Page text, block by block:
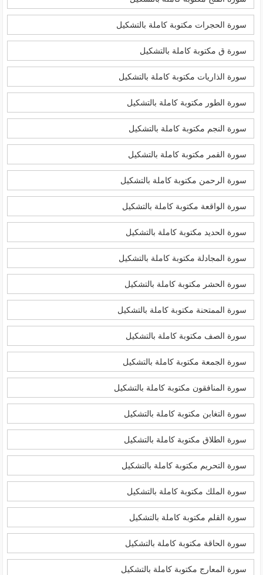
سورة الحجرات مكتوبة كاملة بالتشكيل
سورة ق مكتوبة كاملة بالتشكيل
سورة الذاريات مكتوبة كاملة بالتشكيل
سورة الطور مكتوبة كاملة بالتشكيل
سورة النجم مكتوبة كاملة بالتشكيل
سورة القمر مكتوبة كاملة بالتشكيل
سورة الرحمن مكتوبة كاملة بالتشكيل
سورة الواقعة مكتوبة كاملة بالتشكيل
سورة الحديد مكتوبة كاملة بالتشكيل
سورة المجادلة مكتوبة كاملة بالتشكيل
سورة الحشر مكتوبة كاملة بالتشكيل
سورة الممتحنة مكتوبة كاملة بالتشكيل
سورة الصف مكتوبة كاملة بالتشكيل
سورة الجمعة مكتوبة كاملة بالتشكيل
سورة المنافقون مكتوبة كاملة بالتشكيل
سورة التغابن مكتوبة كاملة بالتشكيل
سورة الطلاق مكتوبة كاملة بالتشكيل
سورة التحريم مكتوبة كاملة بالتشكيل
سورة الملك مكتوبة كاملة بالتشكيل
سورة القلم مكتوبة كاملة بالتشكيل
سورة الحاقة مكتوبة كاملة بالتشكيل
سورة المعارج مكتوبة كاملة بالتشكيل